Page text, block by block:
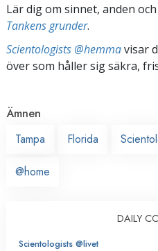
Lär dig om sinnet, anden
Tankens grunder.
Scientologists @hemmavisar
över som håller sig säkra,
Ämnen
Tampa
Florida
@home
DAILY
Scientologists @livet